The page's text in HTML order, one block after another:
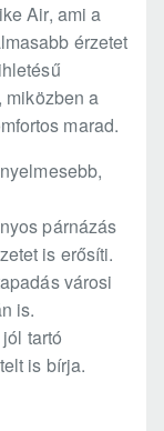
Air, ami a
érzetet
miközben a
marad.
párnázás
is erősíti.
városi
is.
tartó
is bírja.